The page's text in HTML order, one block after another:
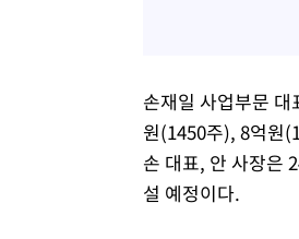
손재일 사업부문 대
원(1450주), 8억원
손 대표, 안 사장은
설 예정이다.